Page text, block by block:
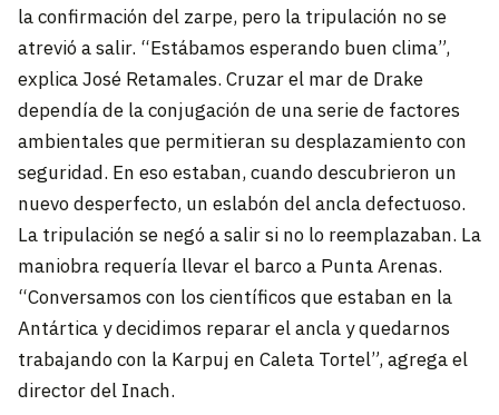
la confirmación del zarpe, pero la tripulación no se
atrevió a salir. “Estábamos esperando buen clima”,
explica José Retamales. Cruzar el mar de Drake
dependía de la conjugación de una serie de factores
ambientales que permitieran su desplazamiento con
seguridad. En eso estaban, cuando descubrieron un
nuevo desperfecto, un eslabón del ancla defectuoso.
La tripulación se negó a salir si no lo reemplazaban. La
maniobra requería llevar el barco a Punta Arenas.
“Conversamos con los científicos que estaban en la
Antártica y decidimos reparar el ancla y quedarnos
trabajando con la Karpuj en Caleta Tortel”, agrega el
director del Inach.